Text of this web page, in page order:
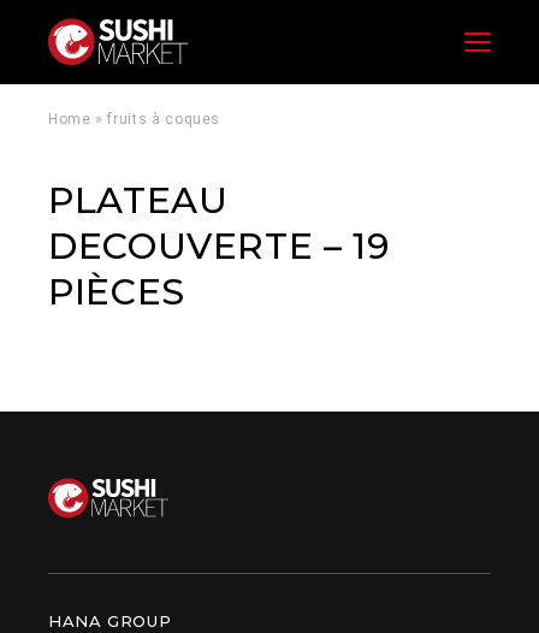
Menu
Home »fruits à coques
PLATEAU
DECOUVERTE – 19
PIÈCES
HANA GROUP